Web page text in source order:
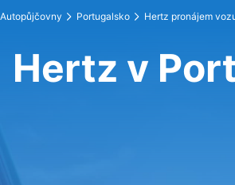
Autopůjčovny Portugalsko Hertz pronájem
Hertz v